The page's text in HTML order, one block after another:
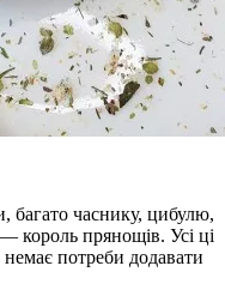
багато часнику, цибулю,
король прянощів. Усі ці
немає потреби додавати